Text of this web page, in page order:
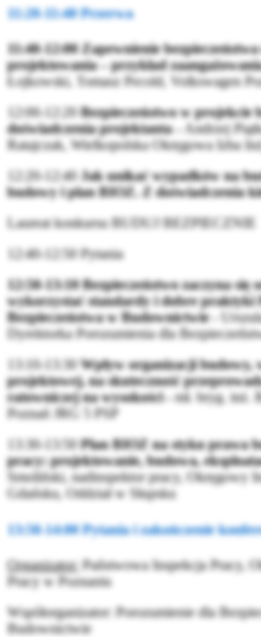
11:20-11:40 Przerwa
11:40-12:00 Zapewnienie
projektowania – przykład
Łojkowski, Tomasz Pecold, Volkswagen
12:00-12:20Bezpieczeństwo w projekcie
doświadczenia projektanta -
Andrzej
Ratajczak, Wielkopolska Okręgowa Izba
12:20-12:40 Jak unikać wypadków na
budowy i plan BIOZ. Z doświadczenia
Laureat konkursu BUDUJ BEZPIECZNIE
12:40-12:50 Pytania
12:50-13:10 Bezpieczeństwo zaczyna
wykorzystać standardy i dobre praktyki
Bezpieczeństwa w Budownictwie-
Dyrektorka Porozumienia dla
13:10-13:30 Wpływ organizacji budowy,
projektowej, na skuteczność
ratowniczej na wysokości -mł. bryg. inż.
Poznań JRG 5 PSP
13:30-13:50Plan BIOZ na styku prawa
pracy: projektowanie, budowa,
Smoliński, nadinspektor pracy, Okręgowy
Gdańsku, Oddział w Słupsku
13:50-14:00 Pytania i zakończenie
Organizator: Państwowa Inspekcja Pracy,
Pracy w Poznaniu
Współorganizator: Porozumienie dla
Budownictwie